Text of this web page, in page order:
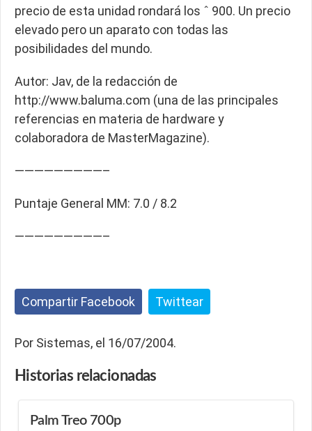
precio de esta unidad rondará los ˆ 900. Un precio
elevado pero un aparato con todas las
posibilidades del mundo.
Autor: Jav, de la redacción de
http://www.baluma.com (una de las principales
referencias en materia de hardware y
colaboradora de MasterMagazine).
—————————–
Puntaje General MM: 7.0 / 8.2
—————————–
Compartir Facebook Twittear
Por Sistemas, el 16/07/2004.
Historias relacionadas
Palm Treo 700p